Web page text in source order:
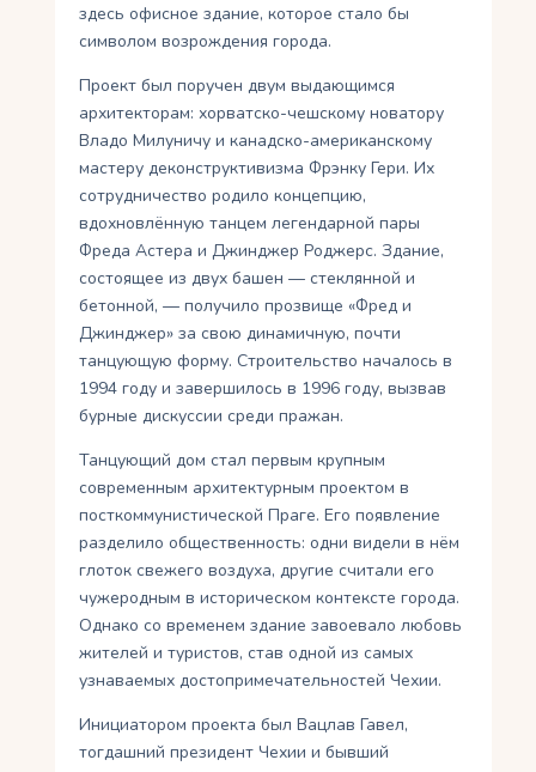
здесь офисное здание, которое стало бы
символом возрождения города.
Проект был поручен двум выдающимся
архитекторам: хорватско-чешскому новатору
Владо Милуничу и канадско-американскому
мастеру деконструктивизма Фрэнку Гери. Их
сотрудничество родило концепцию,
вдохновлённую танцем легендарной пары
Фреда Астера и Джинджер Роджерс. Здание,
состоящее из двух башен — стеклянной и
бетонной, — получило прозвище «Фред и
Джинджер» за свою динамичную, почти
танцующую форму. Строительство началось в
1994 году и завершилось в 1996 году, вызвав
бурные дискуссии среди пражан.
Танцующий дом стал первым крупным
современным архитектурным проектом в
посткоммунистической Праге. Его появление
разделило общественность: одни видели в нём
глоток свежего воздуха, другие считали его
чужеродным в историческом контексте города.
Однако со временем здание завоевало любовь
жителей и туристов, став одной из самых
узнаваемых достопримечательностей Чехии.
Инициатором проекта был Вацлав Гавел,
тогдашний президент Чехии и бывший